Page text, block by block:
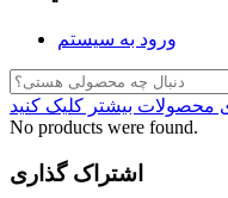
ورود به سیستم
No products were found.
اشتراک گذاری